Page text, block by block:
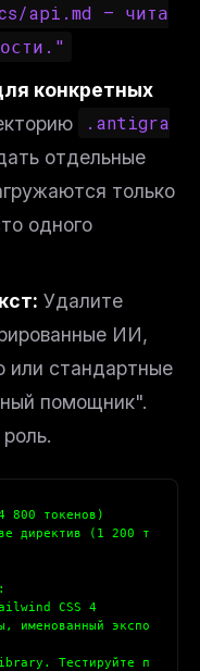
api.md — чита
конкретных
.antigra
отдельные
только
одного
Удалите
ИИ,
или стандартные
помощник".
800 токенов)
директив (1 200 т
CSS 4
именованный экспо
Тестируйте п